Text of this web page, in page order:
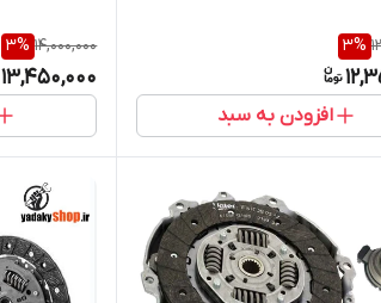
3%
افزودن به سبد
14,000,000
3%
13,450,000